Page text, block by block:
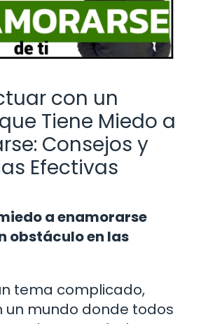
con un
Tiene Miedo a
Consejos y
Efectivas
a enamorarse
obstáculo en las
tema complicado,
un mundo donde todos